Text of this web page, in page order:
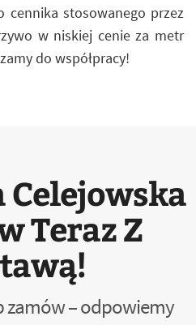
cennika stosowanego przez
w niskiej cenie za metr
do współpracy!
Celejowska
Teraz Z
zamów – odpowiemy